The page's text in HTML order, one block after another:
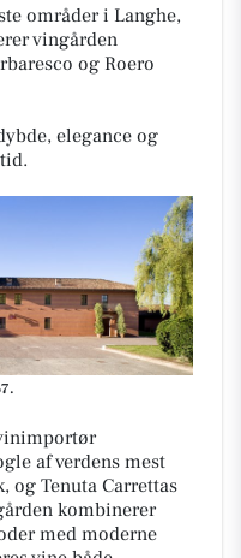
områder i Langhe,
vingården
og Roero
elegance og
af verdens mest
og Tenuta Carrettas
kombinerer
med moderne